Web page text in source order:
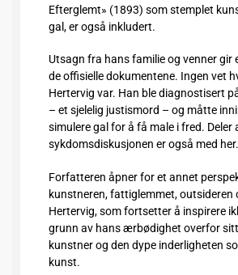
Efterglemt» (1893) som stemplet
gal, er også inkludert.
Utsagn fra hans familie og venner gir
de offisielle dokumentene. Ingen vet
Hertervig var. Han ble diagnostisert
– et sjelelig justismord – og måtte
simulere gal for å få male i fred. Deler
sykdomsdiskusjonen er også med her.
Forfatteren åpner for et annet
kunstneren, fattiglemmet, outsideren
Hertervig, som fortsetter å inspirere
grunn av hans ærbødighet overfor
kunstner og den dype inderligheten
kunst.